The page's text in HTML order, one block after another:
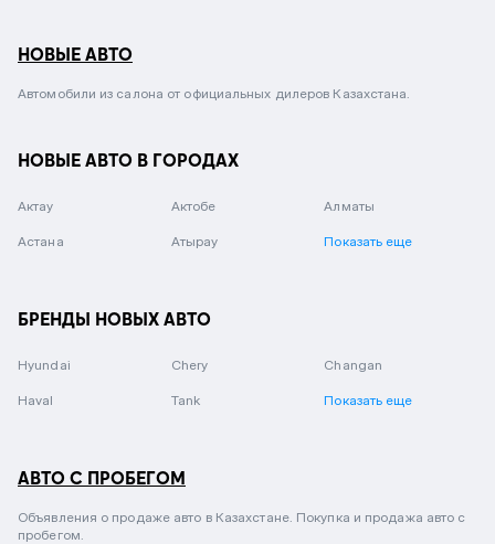
НОВЫЕ АВТО
Автомобили из салона от официальных дилеров Казахстана.
НОВЫЕ АВТО В ГОРОДАХ
Актау Актобе Алматы
Астана Атырау Показать еще
БРЕНДЫ НОВЫХ АВТО
Hyundai Chery Changan
Haval Tank Показать еще
АВТО С ПРОБЕГОМ
Объявления о продаже авто в Казахстане. Покупка и продажа авто с
пробегом.